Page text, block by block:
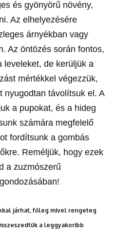
és gyönyörű növény,
Az elhelyezésére
árnyékban vagy
Az öntözés során fontos,
leveleket, de kerüljük a
mértékkel végezzük,
nyugodtan távolítsuk el. A
a pupokat, és a hideg
számára megfelelő
fordítsunk a gombás
Reméljük, hogy ezek
a zuzmószerű
járhat, főleg mivel rengeteg
a leggyakoribb